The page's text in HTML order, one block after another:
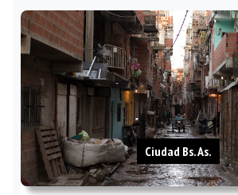
Ciudad Bs. As.